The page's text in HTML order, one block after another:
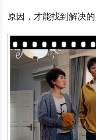
原因，才能找到解决的